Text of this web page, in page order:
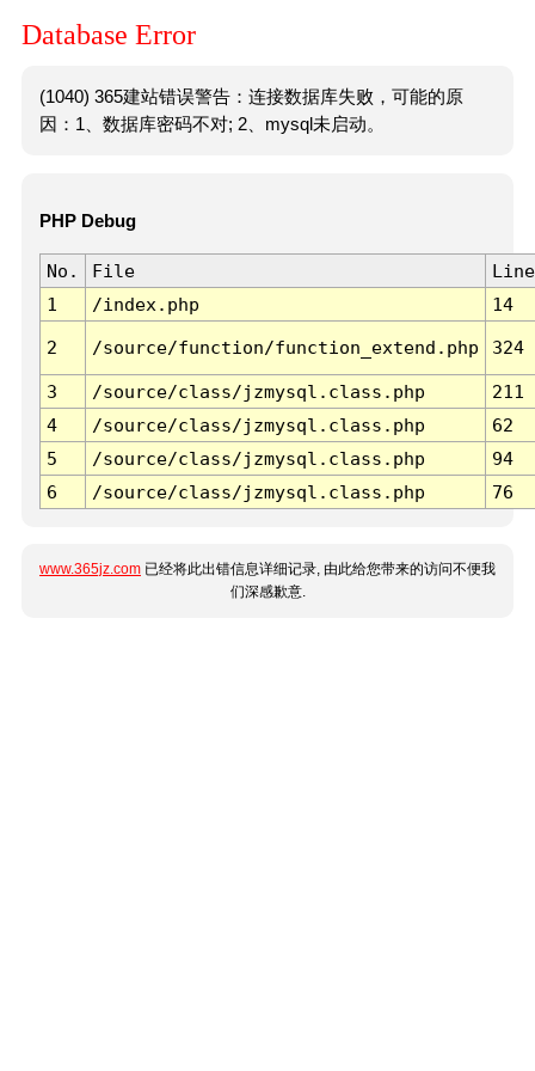
Database Error
(1040) 365建站错误警告：连接数据库失败，可能的原
因：1、数据库密码不对; 2、mysql未启动。
PHP Debug
No. File
Line
1
/index.php 14
2 /source/function/function_extend.php 324
3 /source/class/jzmysql.class.php
211
4
/source/class/jzmysql.class.php
62
5
/source/class/jzmysql.class.php
94
6
/source/class/jzmysql.class.php 76
www.365jz.com 已经将此出错信息详细记录, 由此给您带来的访问不便我
们深感歉意.